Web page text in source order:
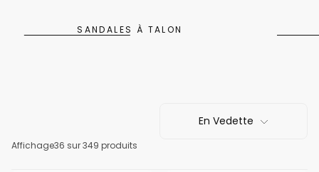
SANDALES À TALON
En Vedette
Affichage36 sur 349 produits